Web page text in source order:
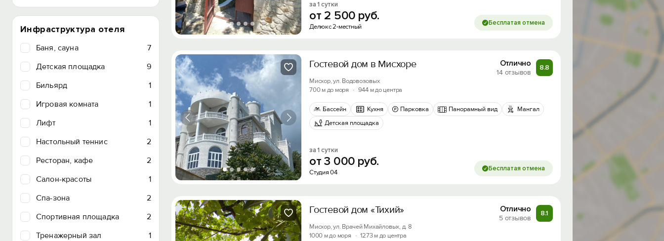
Инфраструктура отеля
Баня, сауна
7
Детская площадка
9
Бильярд
1
Игровая комната
1
Лифт
1
Настольный теннис
2
Ресторан, кафе
2
Салон-красоты
1
Спа-зона
2
Спортивная площадка
2
Тренажерный зал
1
за 1 сутки
от 2 500 руб.
Делюкс 2-местный Бесплатая отмена
Гостевой дом в Мисхоре Отлично
14 отзывов
8.8
Мисхор, ул. Водовозовых
700 м до моря
· 944 м до центра
Бассейн Кухня Парковка Панорамный вид
Мангал
Детская площадка
за 1 сутки
от3 000 руб.
Студия 04 Бесплатая отмена
Гостевой дом «Тихий» Отлично
5 отзывов
8.1
Мисхор, ул. Врачей Михайловых, д. 8
1000 м до моря
· 1273 м до центра